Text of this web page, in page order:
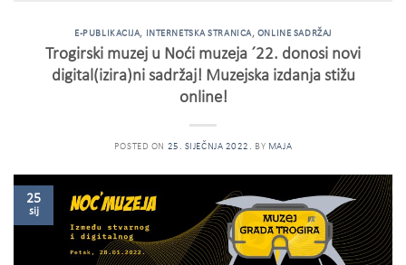
E-PUBLIKACIJA, INTERNETSKA STRANICA, ONLINE SADRŽAJ
Trogirski muzej u Noći muzeja ´22. donosi novi
digital(izira)ni sadržaj! Muzejska izdanja stižu
online!
POSTED ON 25. SIJEČNJA 2022. BY MAJA
25
sij